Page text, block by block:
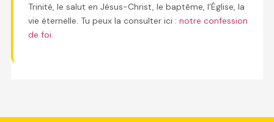
Trinité, le salut en Jésus-Christ, le baptême, l’Église, la
vie éternelle. Tu peux la consulter ici : notre confession
de foi.